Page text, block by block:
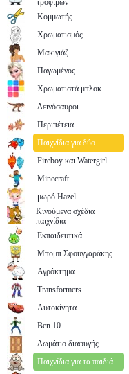
τροφίμων
Κομμωτής
Χρωματισμός
Μακιγιάζ
Παγωμένος
Χρωματιστά μπλοκ
Δεινόσαυροι
Περιπέτεια
Παιχνίδια για δύο
Fireboy και Watergirl
Minecraft
μωρό Hazel
Κινούμενα σχέδια
παιχνίδια
Εκπαιδευτικά
Μπομπ Σφουγγαράκης
Αγρόκτημα
Transformers
Αυτοκίνητα
Ben 10
Δωμάτιο διαφυγής
Παιχνίδια για τα παιδιά